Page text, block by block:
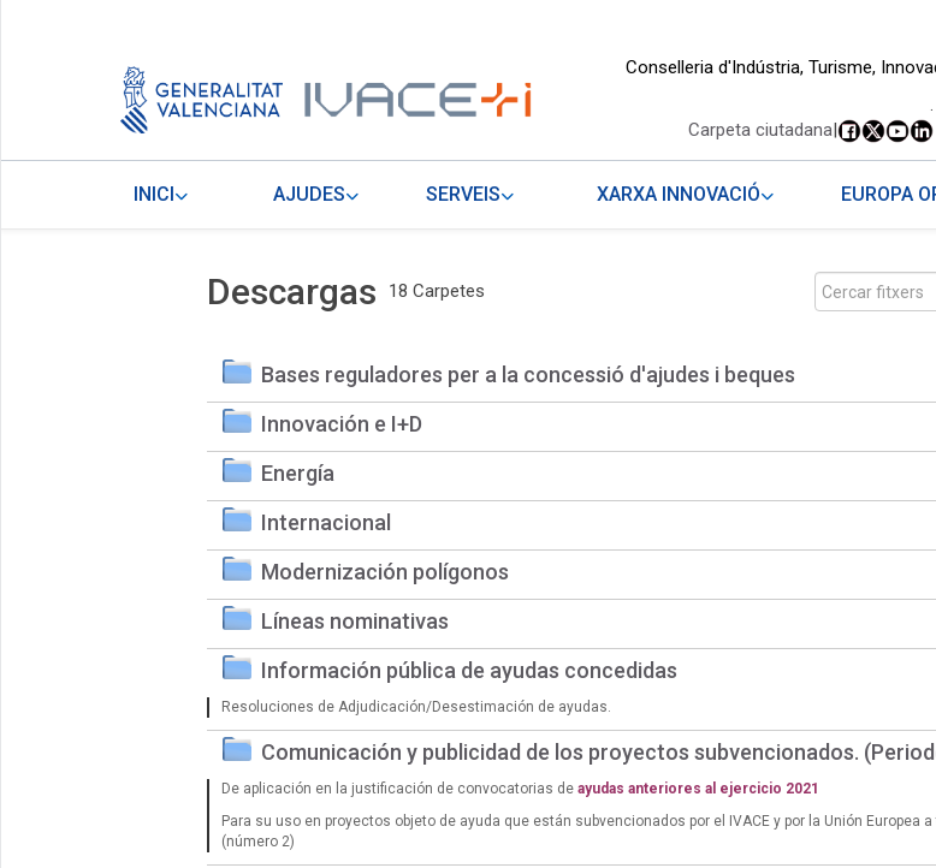
Conselleria d'Indústria, Turisme,
.
Carpeta ciutadana|
INICI AJUDES SERVEIS XARXA INNOVACIÓ EUROPA
Descargas 18 Carpetes
Bases reguladores per a la concessió d'ajudes i beques
Innovación e I+D
Energía
Internacional
Modernización polígonos
Líneas nominativas
Información pública de ayudas concedidas
Resoluciones de Adjudicación/Desestimación de ayudas.
Comunicación y publicidad de los proyectos subvencionados.
De aplicación en la justificación de convocatorias de ayudas anteriores al ejercicio 2021
Para su uso en proyectos objeto de ayuda que están subvencionados por el IVACE y por la Unión Europea
(número 2)